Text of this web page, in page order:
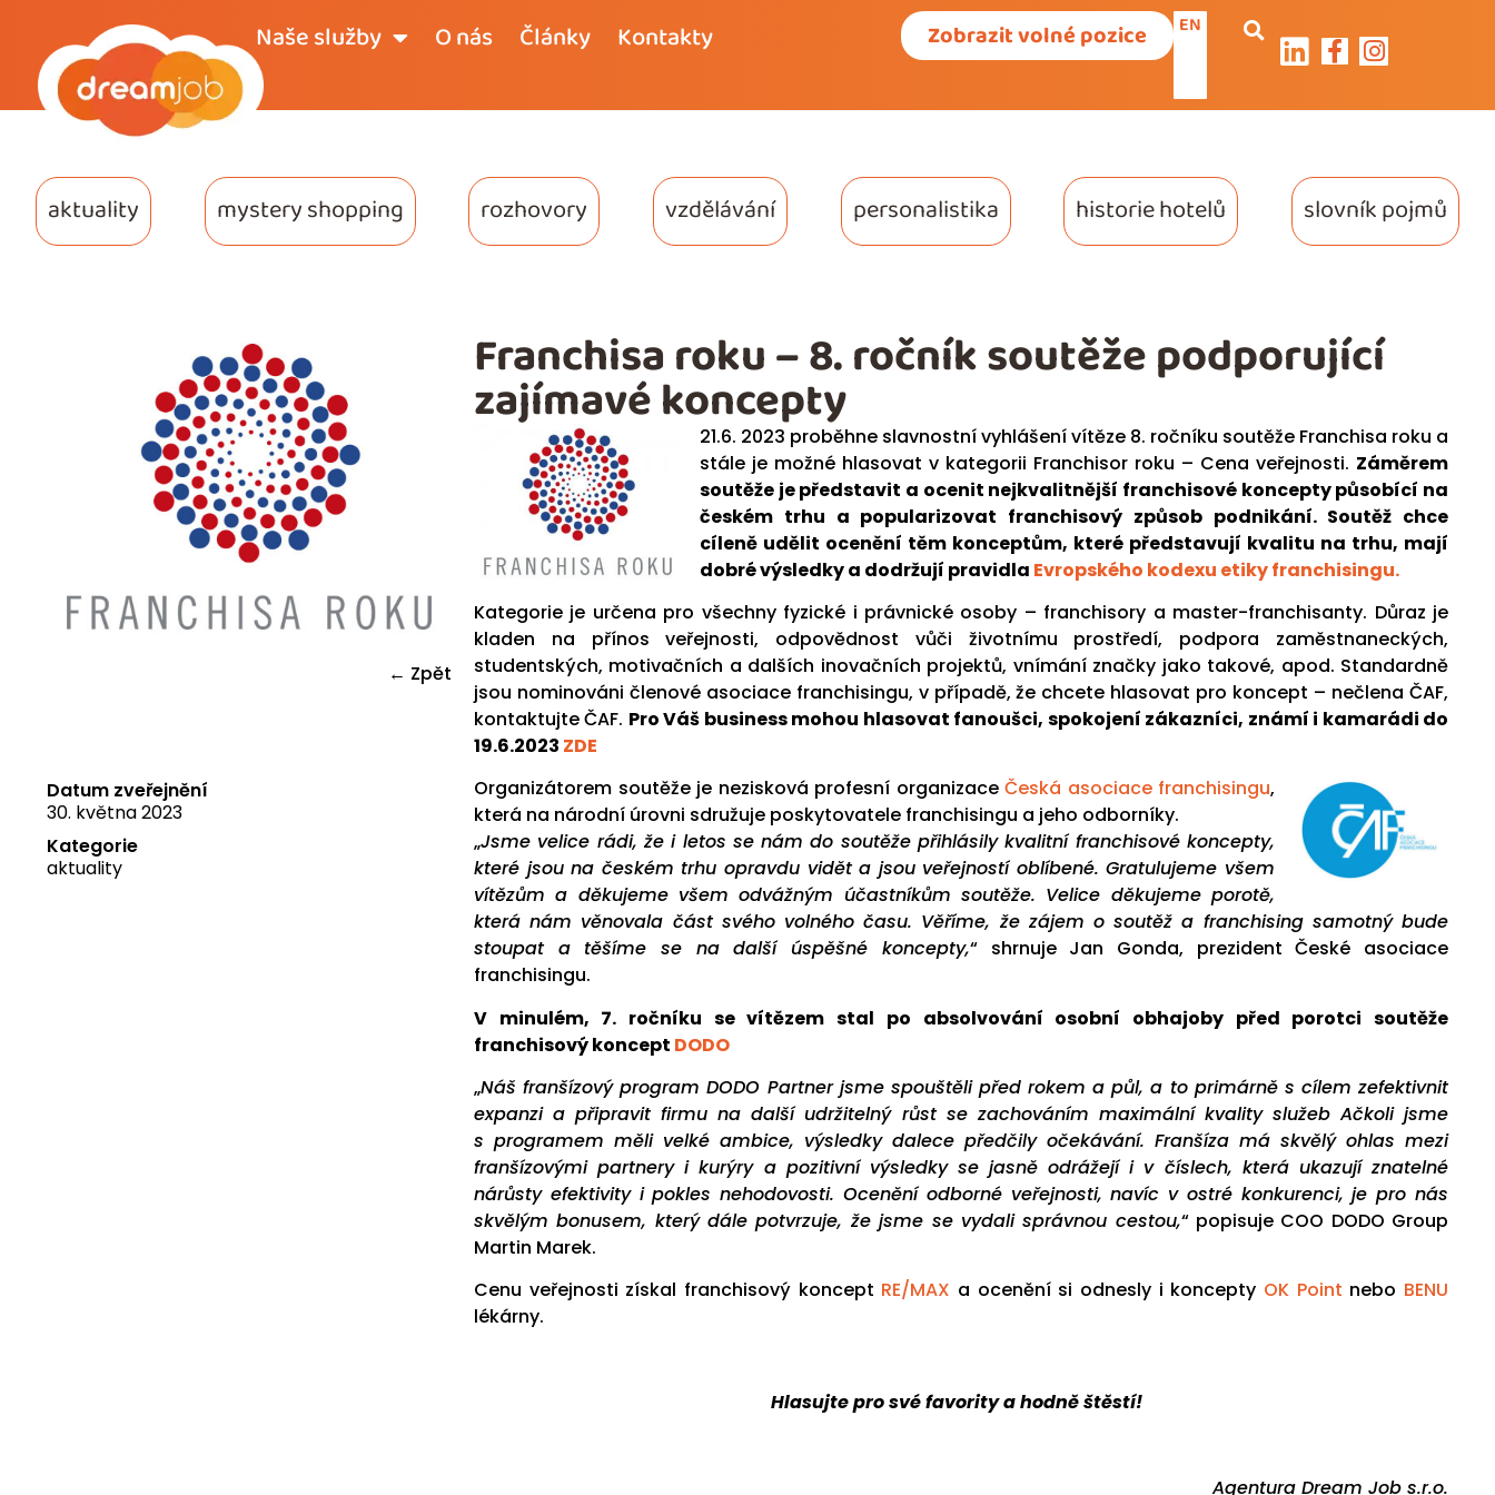
Naše služby O nás Články Kontakty Zobrazit volné pozice EN
aktuality mystery shopping rozhovory vzdělávání personalistika historie hotelů slovník pojmů
← Zpět
Datum zveřejnění
30. května 2023
Kategorie
aktuality
21.6. 2023 proběhne slavnostní vyhlášení vítěze 8. ročníku soutěže Franchisa roku a
stále je možné hlasovat v kategorii Franchisor roku – Cena veřejnosti. Záměrem
soutěže je představit a ocenit nejkvalitnější franchisové koncepty působící na
českém trhu a popularizovat franchisový způsob podnikání. Soutěž chce
cíleně udělit ocenění těm konceptům, které představují kvalitu na trhu, mají
dobré výsledky a dodržují pravidla Evropského kodexu etiky franchisingu.
Kategorie je určena pro všechny fyzické i právnické osoby – franchisory a master-franchisanty. Důraz je
kladen na přínos veřejnosti, odpovědnost vůči životnímu prostředí, podpora zaměstnaneckých,
studentských, motivačních a dalších inovačních projektů, vnímání značky jako takové, apod. Standardně
jsou nominováni členové asociace franchisingu, v případě, že chcete hlasovat pro koncept – nečlena ČAF,
kontaktujte ČAF. Pro Váš business mohou hlasovat fanoušci, spokojení zákazníci, známí i kamarádi do
19.6.2023 ZDE
Organizátorem soutěže je nezisková profesní organizace Česká asociace franchisingu,
která na národní úrovni sdružuje poskytovatele franchisingu a jeho odborníky.
„Jsme velice rádi, že i letos se nám do soutěže přihlásily kvalitní franchisové koncepty,
které jsou na českém trhu opravdu vidět a jsou veřejností oblíbené. Gratulujeme všem
vítězům a děkujeme všem odvážným účastníkům soutěže. Velice děkujeme porotě,
která nám věnovala část svého volného času. Věříme, že zájem o soutěž a franchising samotný bude
stoupat a těšíme se na další úspěšné koncepty,“ shrnuje Jan Gonda, prezident České asociace
franchisingu.
V minulém, 7. ročníku se vítězem stal po absolvování osobní obhajoby před porotci soutěže
franchisový koncept DODO
„Náš franšízový program DODO Partner jsme spouštěli před rokem a půl, a to primárně s cílem zefektivnit
expanzi a připravit firmu na další udržitelný růst se zachováním maximální kvality služeb Ačkoli jsme
s programem měli velké ambice, výsledky dalece předčily očekávání. Franšíza má skvělý ohlas mezi
franšízovými partnery i kurýry a pozitivní výsledky se jasně odrážejí i v číslech, která ukazují znatelné
nárůsty efektivity i pokles nehodovosti. Ocenění odborné veřejnosti, navíc v ostré konkurenci, je pro nás
skvělým bonusem, který dále potvrzuje, že jsme se vydali správnou cestou,“ popisuje COO DODO Group
Martin Marek.
Cenu veřejnosti získal franchisový koncept RE/MAX a ocenění si odnesly i koncepty OK Point nebo BENU
lékárny.
Hlasujte pro své favority a hodně štěstí!
Agentura Dream Job s.r.o.
Franchisa roku – 8. ročník soutěže podporující
zajímavé koncepty